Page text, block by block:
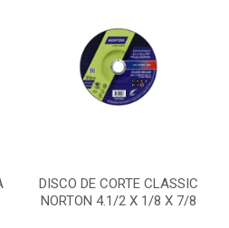
DISCO DE CORTE CLASSIC
NORTON 4.1/2 X 1/8 X 7/8